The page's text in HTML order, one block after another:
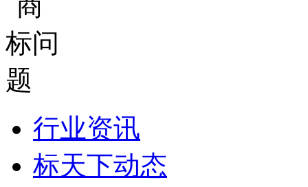
行业资讯
标天下动态